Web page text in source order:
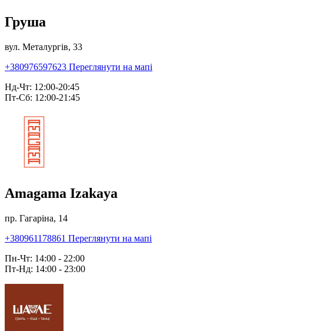
Груша
вул. Металургів, 33
+380976597623 Переглянути на мапі
Нд-Чт: 12:00-20:45
Пт-Сб: 12:00-21:45
Amagama Izakaya
пр. Гагаріна, 14
+380961178861 Переглянути на мапі
Пн-Чт: 14:00 - 22:00
Пт-Нд: 14:00 - 23:00